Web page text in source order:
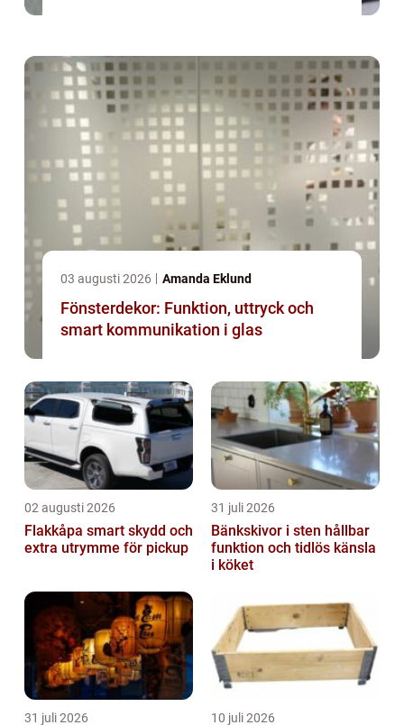
03 augusti 2026 Amanda Eklund
Fönsterdekor: Funktion, uttryck och
smart kommunikation i glas
02 augusti 2026
Flakkåpa smart skydd och
extra utrymme för pickup
31 juli 2026
Bänkskivor i sten hållbar
funktion och tidlös känsla
i köket
31 juli 2026 10 juli 2026